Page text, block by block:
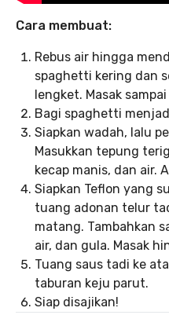
Cara membuat:
Rebus air hingga
spaghetti kering dan
lengket. Masak
Bagi spaghetti
Siapkan wadah, lalu
Masukkan tepung
kecap manis, dan air.
Siapkan Teflon yang
tuang adonan telur
matang. Tambahkan
air, dan gula. Masak
Tuang saus tadi ke
taburan keju parut.
Siap disajikan!